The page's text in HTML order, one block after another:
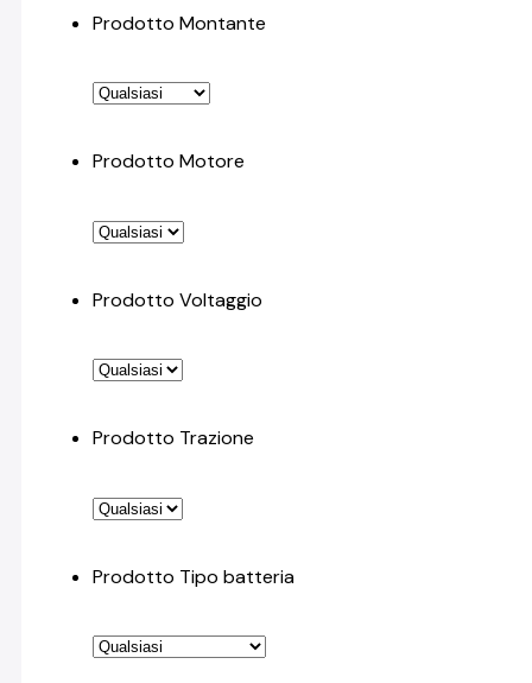
Prodotto Montante
Prodotto Motore
Prodotto Voltaggio
Prodotto Trazione
Prodotto Tipo batteria